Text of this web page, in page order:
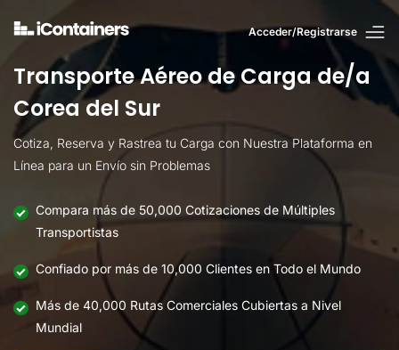
Acceder/Registrarse
Transporte Aéreo de Carga de/a
Corea del Sur
Cotiza, Reserva y Rastrea tu Carga con Nuestra Plataforma en
Línea para un Envío sin Problemas
Compara más de 50,000 Cotizaciones de Múltiples
Transportistas
Confiado por más de 10,000 Clientes en Todo el Mundo
Más de 40,000 Rutas Comerciales Cubiertas a Nivel
Mundial